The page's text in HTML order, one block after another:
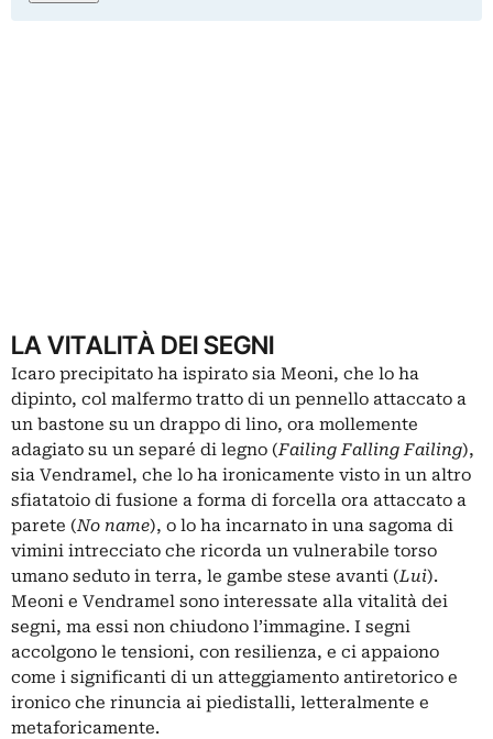
LA VITALITÀ DEI SEGNI
Icaro precipitato ha ispirato sia Meoni, che lo ha
dipinto, col malfermo tratto di un pennello attaccato a
un bastone su un drappo di lino, ora mollemente
adagiato su un separé di legno (Failing Falling Failing),
sia Vendramel, che lo ha ironicamente visto in un altro
sfiatatoio di fusione a forma di forcella ora attaccato a
parete (No name), o lo ha incarnato in una sagoma di
vimini intrecciato che ricorda un vulnerabile torso
umano seduto in terra, le gambe stese avanti (Lui).
Meoni e Vendramel sono interessate alla vitalità dei
segni, ma essi non chiudono l’immagine. I segni
accolgono le tensioni, con resilienza, e ci appaiono
come i significanti di un atteggiamento antiretorico e
ironico che rinuncia ai piedistalli, letteralmente e
metaforicamente.